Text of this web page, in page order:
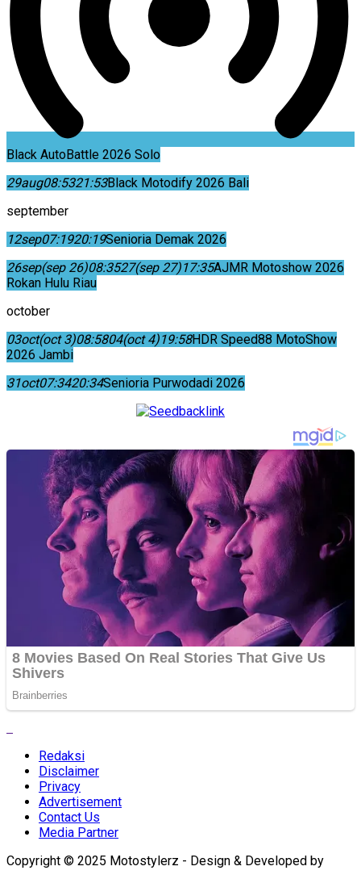
Black AutoBattle 2026 Solo
29aug08:5321:53Black Motodify 2026 Bali
september
12sep07:1920:19Senioria Demak 2026
26sep(sep 26)08:3527(sep 27)17:35AJMR Motoshow 2026
Rokan Hulu Riau
october
03oct(oct 3)08:5804(oct 4)19:58HDR Speed88 MotoShow
2026 Jambi
31oct07:3420:34Senioria Purwodadi 2026
Redaksi
Disclaimer
Privacy
Advertisement
Contact Us
Media Partner
Copyright © 2025 Motostylerz - Design & Developed by